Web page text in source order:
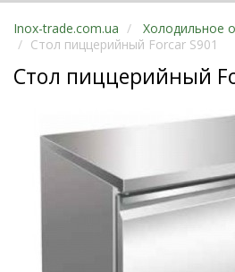
Inox-trade.com.ua
Холодильное
Стол пиццерийный Forcar S901
Стол пиццерийный